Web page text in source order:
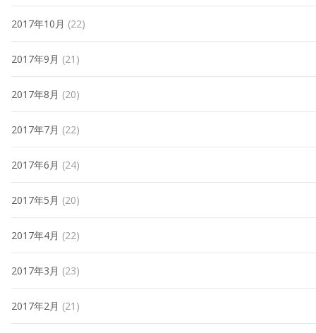
2017年10月 (22)
2017年9月 (21)
2017年8月 (20)
2017年7月 (22)
2017年6月 (24)
2017年5月 (20)
2017年4月 (22)
2017年3月 (23)
2017年2月 (21)